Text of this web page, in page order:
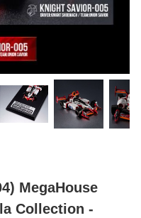
MegaHouse
Collection -